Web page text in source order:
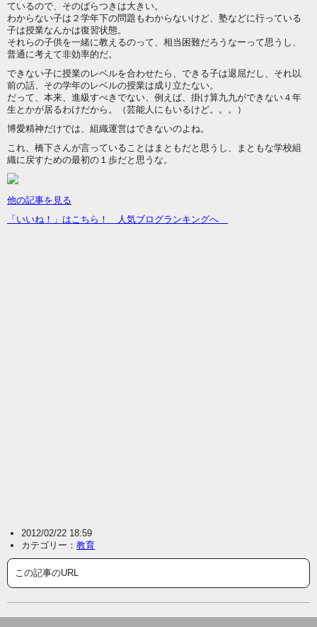
ているので、そのばらつきは大きい。
わからない子は２学年下の問題もわからないけど、塾などに行っている
子は授業なんかは復習状態。
それらの子供を一緒に教えるのって、相当困難だろうなーって思うし、
普通に考えて非効率的だ。
できない子に授業のレベルを合わせたら、できる子は退屈だし、それ以
前の話、その学年のレベルの授業は成り立たない。
だって、本来、進級すべきでない、例えば、掛け算九九ができない４年
生とかが居るわけだから。（芸能人にもいるけど。。。）
博愛精神だけでは、組織運営はできないのよね。
これ、橋下さんが言っていることはまともだと思うし、まともな学校組
織に戻すための最初の１歩だと思うな。
他の記事を見る
「いいね！」はこちら！ 人気ブログランキングへ
2012/02/22 18:59
カテゴリー： 教育
この記事のURL